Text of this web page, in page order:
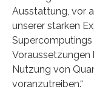
Ausstattung, vor
unserer starken
Nutzung von
voranzutreiben.“